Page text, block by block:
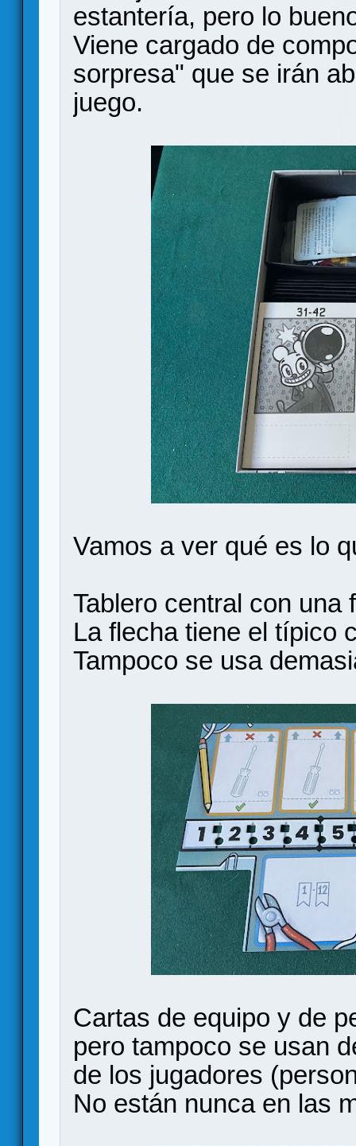
estantería, pero lo
Viene cargado de
sorpresa" que se irán
juego.
Vamos a ver qué es lo
Tablero central con una
La flecha tiene el típico
Tampoco se usa
Cartas de equipo y de
pero tampoco se usan
de los jugadores
No están nunca en las